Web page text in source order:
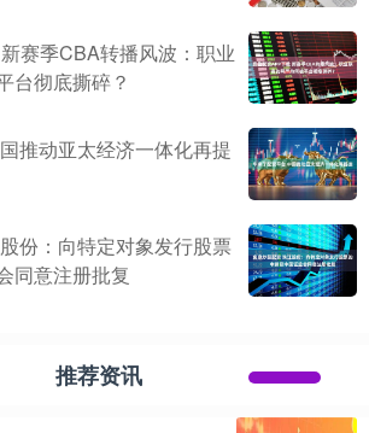
赛季CBA转播风波：职业
台彻底撕碎？
推动亚太经济一体化再提
份：向特定对象发行股票
同意注册批复
推荐资讯